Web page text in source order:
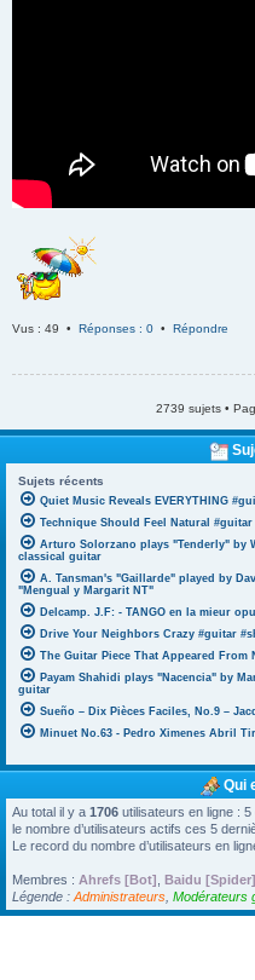
Vus : 49 • Réponses : 0 • Répondre
2739 sujets •
Sujets récents
Quiet Music Reveals EVERYTHING
Technique Should Feel Natural
Arturo Solorzano plays "Tenderly" by
classical guitar
A. Tansman's "Gaillarde" played by
"Mengual y Margarit NT"
Delcamp. J.F: - TANGO en la mieur
Drive Your Neighbors Crazy #guitar
The Guitar Piece That Appeared From
Payam Shahidi plays "Nacencia" by
guitar
Sueño – Dix Pièces Faciles, No.9 –
Minuet No.63 - Pedro Ximenes Abril
Qui
Au total il y a 1706 utilisateurs en ligne :
le nombre d’utilisateurs actifs ces 5
Le record du nombre d’utilisateurs en
Membres : Ahrefs [Bot] Baidu [Spider]
Légende : Administrateurs Modérateurs